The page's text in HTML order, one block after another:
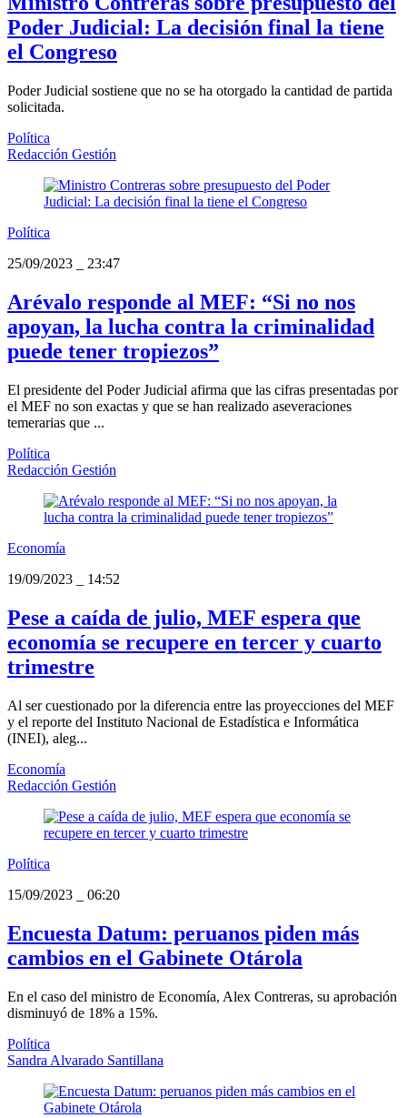
Poder Judicial: La decisión final la tiene
el Congreso
Poder Judicial sostiene que no se ha otorgado la cantidad de partida
solicitada.
Política
Redacción Gestión
Política
25/09/2023
23:47
Arévalo responde al MEF: “Si no nos
apoyan, la lucha contra la criminalidad
puede tener tropiezos”
El presidente del Poder Judicial afirma que las cifras presentadas por
el MEF no son exactas y que se han realizado aseveraciones
temerarias que ...
Política
Redacción Gestión
Economía
19/09/2023
14:52
Pese a caída de julio, MEF espera que
economía se recupere en tercer y cuarto
trimestre
Al ser cuestionado por la diferencia entre las proyecciones del MEF
y el reporte del Instituto Nacional de Estadística e Informática
(INEI), aleg...
Economía
Redacción Gestión
Política
15/09/2023
06:20
Encuesta Datum: peruanos piden más
cambios en el Gabinete Otárola
En el caso del ministro de Economía, Alex Contreras, su aprobación
disminuyó de 18% a 15%.
Política
Sandra Alvarado Santillana